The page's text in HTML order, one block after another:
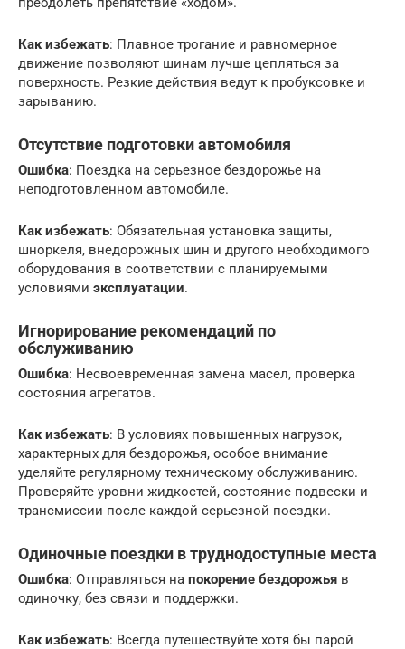
Как избежать: Плавное трогание и равномерное
движение позволяют шинам лучше цепляться за
поверхность. Резкие действия ведут к пробуксовке и
зарыванию.
Отсутствие подготовки автомобиля
Ошибка: Поездка на серьезное бездорожье на
неподготовленном автомобиле.
Как избежать: Обязательная установка защиты,
шноркеля, внедорожных шин и другого необходимого
оборудования в соответствии с планируемыми
условиями эксплуатации.
Игнорирование рекомендаций по
обслуживанию
Ошибка: Несвоевременная замена масел, проверка
состояния агрегатов.
Как избежать: В условиях повышенных нагрузок,
характерных для бездорожья, особое внимание
уделяйте регулярному техническому обслуживанию.
Проверяйте уровни жидкостей, состояние подвески и
трансмиссии после каждой серьезной поездки.
Одиночные поездки в труднодоступные места
Ошибка: Отправляться на покорение бездорожья в
одиночку, без связи и поддержки.
Как избежать: Всегда путешествуйте хотя бы парой